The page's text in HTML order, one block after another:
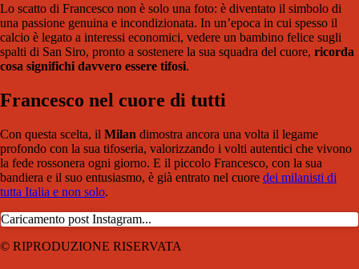
Lo scatto di Francesco non è solo una foto: è diventato il simbolo di
una passione genuina e incondizionata. In un’epoca in cui spesso il
calcio è legato a interessi economici, vedere un bambino felice sugli
spalti di San Siro, pronto a sostenere la sua squadra del cuore, ricorda
cosa significhi davvero essere tifosi.
Francesco nel cuore di tutti
Con questa scelta, il Milan dimostra ancora una volta il legame
profondo con la sua tifoseria, valorizzando i volti autentici che vivono
la fede rossonera ogni giorno. E il piccolo Francesco, con la sua
bandiera e il suo entusiasmo, è già entrato nel cuore dei milanisti di
tutta Italia e non solo.
Caricamento post Instagram...
© RIPRODUZIONE RISERVATA